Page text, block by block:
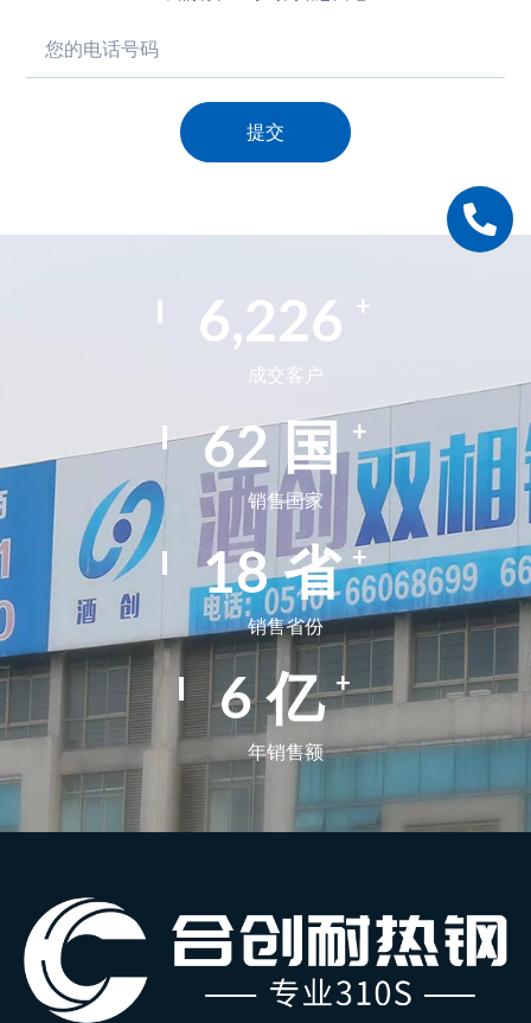
提交
9,883 +
成交客户
98国+
销售国家
29省+
销售省份
9亿+
年销售额